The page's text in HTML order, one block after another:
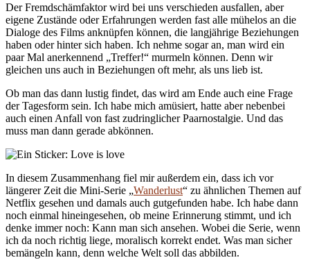
Der Fremdschämfaktor wird bei uns verschieden ausfallen, aber
eigene Zustände oder Erfahrungen werden fast alle mühelos an die
Dialoge des Films anknüpfen können, die langjährige Beziehungen
haben oder hinter sich haben. Ich nehme sogar an, man wird ein
paar Mal anerkennend „Treffer!“ murmeln können. Denn wir
gleichen uns auch in Beziehungen oft mehr, als uns lieb ist.
Ob man das dann lustig findet, das wird am Ende auch eine Frage
der Tagesform sein. Ich habe mich amüsiert, hatte aber nebenbei
auch einen Anfall von fast zudringlicher Paarnostalgie. Und das
muss man dann gerade abkönnen.
In diesem Zusammenhang fiel mir außerdem ein, dass ich vor
längerer Zeit die Mini-Serie „Wanderlust“ zu ähnlichen Themen auf
Netflix gesehen und damals auch gutgefunden habe. Ich habe dann
noch einmal hineingesehen, ob meine Erinnerung stimmt, und ich
denke immer noch: Kann man sich ansehen. Wobei die Serie, wenn
ich da noch richtig liege, moralisch korrekt endet. Was man sicher
bemängeln kann, denn welche Welt soll das abbilden.